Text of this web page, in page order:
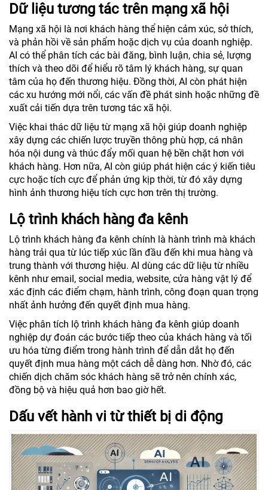
Dữ liệu tương tác trên mạng xã hội
Mạng xã hội là nơi khách hàng thể hiện cảm xúc, sở thích,
và phản hồi về sản phẩm hoặc dịch vụ của doanh nghiệp.
AI có thể phân tích các bài đăng, bình luận, chia sẻ, lượng
thích và theo dõi để hiểu rõ tâm lý khách hàng, sự quan
tâm của họ đến thương hiệu. Đồng thời, AI còn phát hiện
các xu hướng mới nổi, các vấn đề phát sinh hoặc những đề
xuất cải tiến dựa trên tương tác xã hội.
Việc khai thác dữ liệu từ mạng xã hội giúp doanh nghiệp
xây dựng các chiến lược truyền thông phù hợp, cá nhân
hóa nội dung và thúc đẩy mối quan hệ bền chặt hơn với
khách hàng. Hơn nữa, AI còn giúp phát hiện các ý kiến tiêu
cực hoặc tích cực để phản ứng kịp thời, từ đó xây dựng
hình ảnh thương hiệu tích cực hơn trên thị trường.
Lộ trình khách hàng đa kênh
Lộ trình khách hàng đa kênh chính là hành trình mà khách
hàng trải qua từ lúc tiếp xúc lần đầu đến khi mua hàng và
trung thành với thương hiệu. AI dùng các dữ liệu từ nhiều
kênh như email, social media, website, cửa hàng vật lý để
xác định các điểm chạm, hành trình, công đoạn quan trọng
nhất ảnh hưởng đến quyết định mua hàng.
Việc phân tích lộ trình khách hàng đa kênh giúp doanh
nghiệp dự đoán các bước tiếp theo của khách hàng và tối
ưu hóa từng điểm trong hành trình để dẫn dắt họ đến
quyết định mua hàng một cách dễ dàng hơn. Nhờ đó, các
chiến dịch chăm sóc khách hàng sẽ trở nên chính xác,
đồng bộ và hiệu quả hơn bao giờ hết.
Dấu vết hành vi từ thiết bị di động